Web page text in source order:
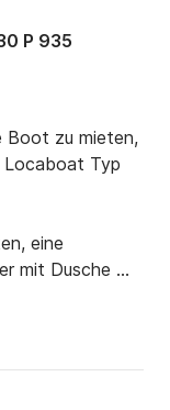
P 935
Boot zu mieten,
Locaboat Typ
eine
mit Dusche
im